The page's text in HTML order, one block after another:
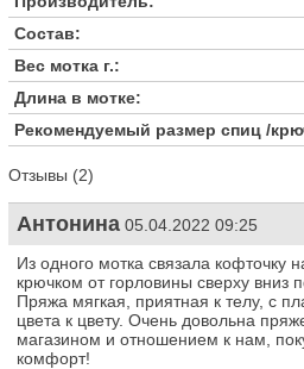
Состав:
Вес мотка г.:
Длина в мотке:
Рекомендуемый размер спиц /
Отзывы (2)
Антонина 05.04.2022 09:25
Из одного мотка связала кофточку
крючком от горловины сверху вниз
Пряжа мягкая, приятная к телу, с
цвета к цвету. Очень довольна
магазином и отношением к нам,
комфорт!